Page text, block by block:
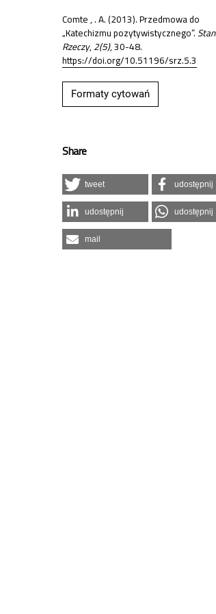
Comte , . A. (2013). Przedmowa do
„Katechizmu pozytywistycznego”.Stan
Rzeczy,2(5), 30-48.
https://doi.org/10.51196/srz.5.3
Formaty cytowań
Share
tweet udostępnij
udostępnij udostępnij
mail